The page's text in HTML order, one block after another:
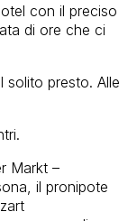
con il preciso
di ore che ci
solito presto. Alle
Markt –
il pronipote